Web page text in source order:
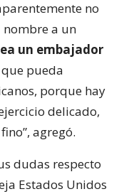
no
nombre a un
un embajador
pueda
porque hay
delicado,
agregó.
dudas respecto
Estados Unidos